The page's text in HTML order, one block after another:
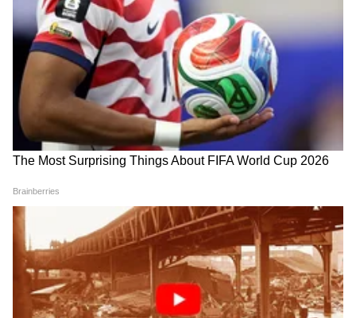
खळबळ, मंत्रिमंडळातील या ४
मंत्र्यांचा घोटाळ्यात समावेश
घरातच लपवला मुलीचा मृतदेह,
दुर्गंधीने फुटलं भिंग